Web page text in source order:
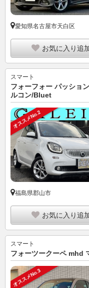
愛知県名古屋市天白区
お気に入り追
スマート
フォーフォー パッショ
ルコン/Bluet
オススメNo.2
福島県郡山市
お気に入り追
スマート
フォーツークーペ mhd
オススメNo.3